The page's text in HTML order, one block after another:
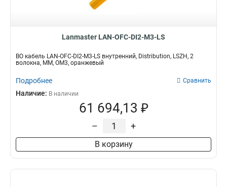
Lanmaster LAN-OFC-DI2-M3-LS
ВО кабель LAN-OFC-DI2-M3-LS внутренний, Distribution, LSZH, 2
волокна, MM, OM3, оранжевый
Подробнее Сравнить
Наличие: В наличии
61 694,13 ₽
– +
В корзину